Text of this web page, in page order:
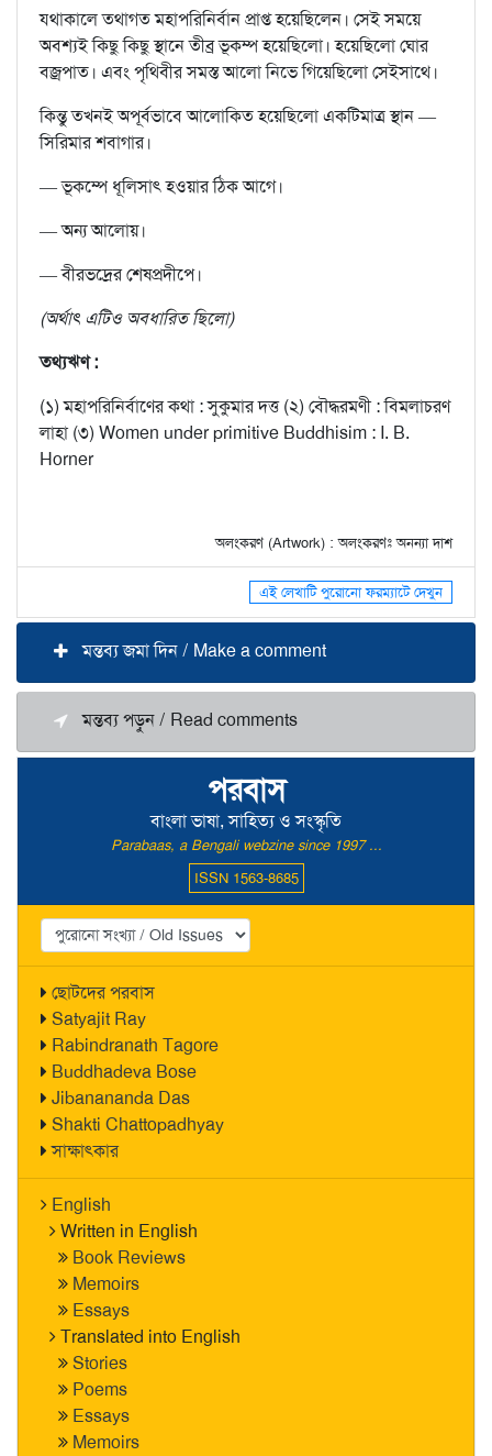
পরবাস
বাংলা ভাষা, সাহিত্য ও সংস্কৃতি
Parabaas, a Bengali webzine since 1997 ...
ISSN 1563-8685
ছোটদের পরবাস
Satyajit Ray
Rabindranath Tagore
Buddhadeva Bose
Jibanananda Das
Shakti Chattopadhyay
সাক্ষাৎকার
English
Written in English
Book Reviews
Memoirs
Essays
Translated into English
Stories
Poems
Essays
Memoirs
যথাকালে তথাগত মহাপরিনির্বান প্রাপ্ত হয়েছিলেন। সেই সময়ে
অবশ্যই কিছু কিছু স্থানে তীব্র ভূকম্প হয়েছিলো। হয়েছিলো ঘোর
বজ্রপাত। এবং পৃথিবীর সমস্ত আলো নিভে গিয়েছিলো সেইসাথে।
কিন্তু তখনই অপূর্বভাবে আলোকিত হয়েছিলো একটিমাত্র স্থান —
সিরিমার শবাগার।
— ভূকম্পে ধূলিসাৎ হওয়ার ঠিক আগে।
— অন্য আলোয়।
— বীরভদ্রের শেষপ্রদীপে।
(অর্থাৎ এটিও অবধারিত ছিলো)
তথ্যঋণ :
(১) মহাপরিনির্বাণের কথা : সুকুমার দত্ত (২) বৌদ্ধরমণী : বিমলাচরণ
লাহা (৩) Women under primitive Buddhisim : I. B.
Horner
অলংকরণ (Artwork) : অলংকরণঃ অনন্যা দাশ
এই লেখাটি পুরোনো ফরম্যাটে দেখুন
মন্তব্য জমা দিন / Make a comment
মন্তব্য পড়ুন / Read comments